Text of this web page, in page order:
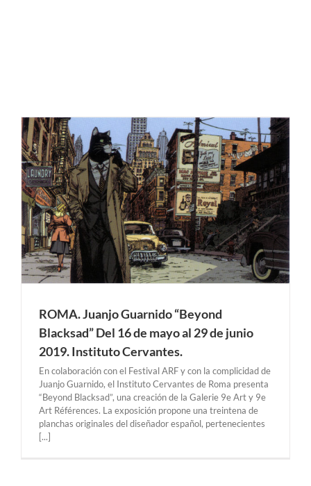
ROMA. Juanjo Guarnido “Beyond
Blacksad” Del 16 de mayo al 29 de junio
2019. Instituto Cervantes.
En colaboración con el Festival ARF y con la complicidad de
Juanjo Guarnido, el Instituto Cervantes de Roma presenta
“Beyond Blacksad”, una creación de la Galerie 9e Art y 9e
Art Références. La exposición propone una treintena de
planchas originales del diseñador español, pertenecientes
[...]